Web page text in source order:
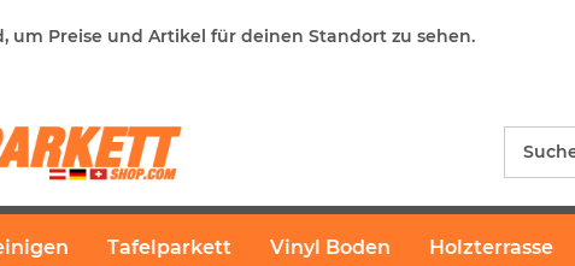
um Preise und Artikel für deinen Standort zu sehen.
Tafelparkett Vinyl Boden Holzterrasse